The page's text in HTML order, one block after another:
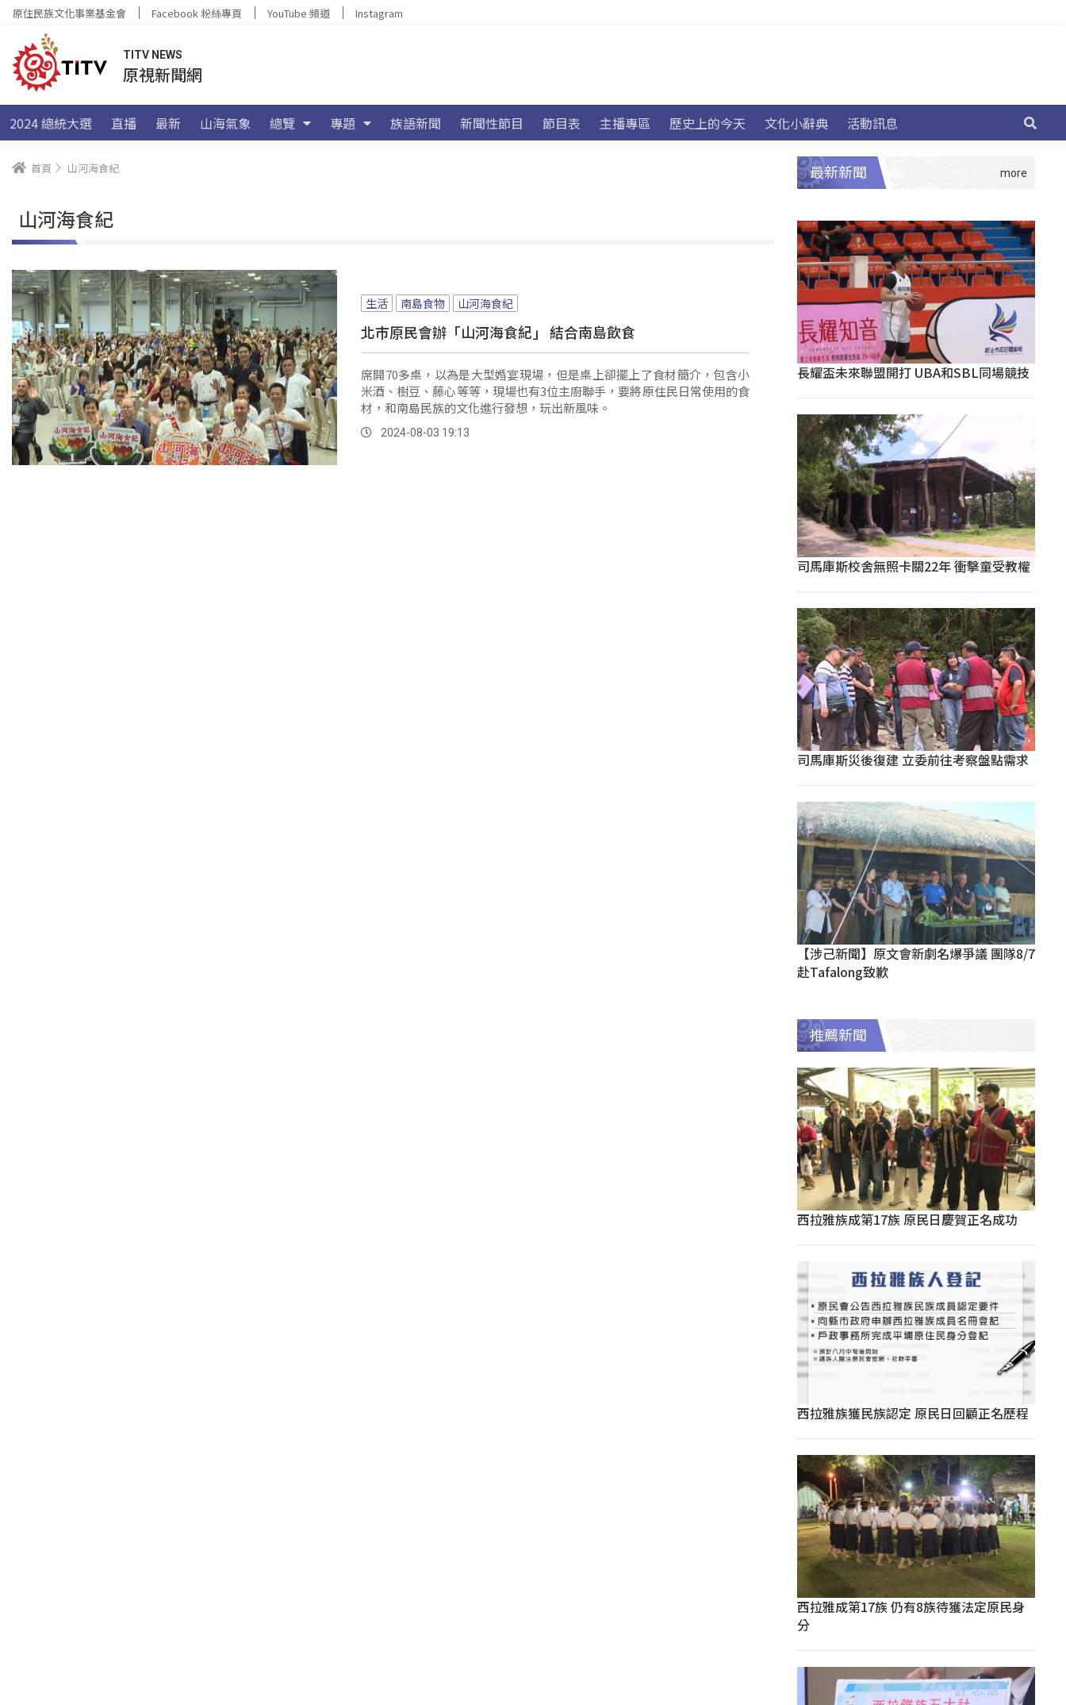
原住民族文化事業基金會 Facebook 粉絲專頁 YouTube 頻道 Instagram
TITV NEWS
原視新聞網
2024 總統大選 直播 最新 山海氣象 總覽 專題 族語新聞 新聞性節目 節目表 主播專區 歷史上的今天 文化小辭典 活動訊息
首頁 山河海食紀
山河海食紀
生活 南島食物 山河海食紀
北市原民會辦「山河海食紀」 結合南島飲食
席開70多桌，以為是大型婚宴現場，但是桌上卻擺上了食材簡介，包含小
米酒、樹豆、藤心等等，現場也有3位主廚聯手，要將原住民日常使用的食
材，和南島民族的文化進行發想，玩出新風味。
2024-08-03 19:13
最新新聞
長耀盃未來聯盟開打 UBA和SBL同場競技
司馬庫斯校舍無照卡關22年 衝擊童受教權
司馬庫斯災後復建 立委前往考察盤點需求
【涉己新聞】原文會新劇名爆爭議 團隊8/7
赴Tafalong致歉
推薦新聞
西拉雅族成第17族 原民日慶賀正名成功
西拉雅族獲民族認定 原民日回顧正名歷程
西拉雅成第17族 仍有8族待獲法定原民身
分